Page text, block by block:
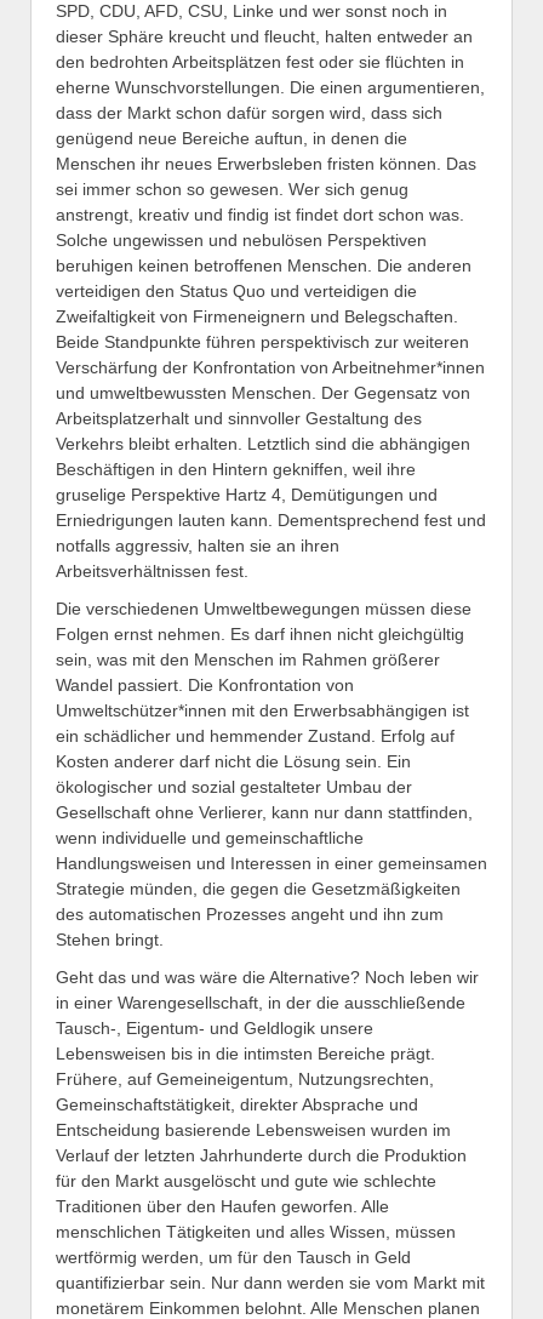
SPD, CDU, AFD, CSU, Linke und wer sonst noch in
dieser Sphäre kreucht und fleucht, halten entweder an
den bedrohten Arbeitsplätzen fest oder sie flüchten in
eherne Wunschvorstellungen. Die einen argumentieren,
dass der Markt schon dafür sorgen wird, dass sich
genügend neue Bereiche auftun, in denen die
Menschen ihr neues Erwerbsleben fristen können. Das
sei immer schon so gewesen. Wer sich genug
anstrengt, kreativ und findig ist findet dort schon was.
Solche ungewissen und nebulösen Perspektiven
beruhigen keinen betroffenen Menschen. Die anderen
verteidigen den Status Quo und verteidigen die
Zweifaltigkeit von Firmeneignern und Belegschaften.
Beide Standpunkte führen perspektivisch zur weiteren
Verschärfung der Konfrontation von Arbeitnehmer*innen
und umweltbewussten Menschen. Der Gegensatz von
Arbeitsplatzerhalt und sinnvoller Gestaltung des
Verkehrs bleibt erhalten. Letztlich sind die abhängigen
Beschäftigen in den Hintern gekniffen, weil ihre
gruselige Perspektive Hartz 4, Demütigungen und
Erniedrigungen lauten kann. Dementsprechend fest und
notfalls aggressiv, halten sie an ihren
Arbeitsverhältnissen fest.
Die verschiedenen Umweltbewegungen müssen diese
Folgen ernst nehmen. Es darf ihnen nicht gleichgültig
sein, was mit den Menschen im Rahmen größerer
Wandel passiert. Die Konfrontation von
Umweltschützer*innen mit den Erwerbsabhängigen ist
ein schädlicher und hemmender Zustand. Erfolg auf
Kosten anderer darf nicht die Lösung sein. Ein
ökologischer und sozial gestalteter Umbau der
Gesellschaft ohne Verlierer, kann nur dann stattfinden,
wenn individuelle und gemeinschaftliche
Handlungsweisen und Interessen in einer gemeinsamen
Strategie münden, die gegen die Gesetzmäßigkeiten
des automatischen Prozesses angeht und ihn zum
Stehen bringt.
Geht das und was wäre die Alternative? Noch leben wir
in einer Warengesellschaft, in der die ausschließende
Tausch-, Eigentum- und Geldlogik unsere
Lebensweisen bis in die intimsten Bereiche prägt.
Frühere, auf Gemeineigentum, Nutzungsrechten,
Gemeinschaftstätigkeit, direkter Absprache und
Entscheidung basierende Lebensweisen wurden im
Verlauf der letzten Jahrhunderte durch die Produktion
für den Markt ausgelöscht und gute wie schlechte
Traditionen über den Haufen geworfen. Alle
menschlichen Tätigkeiten und alles Wissen, müssen
wertförmig werden, um für den Tausch in Geld
quantifizierbar sein. Nur dann werden sie vom Markt mit
monetärem Einkommen belohnt. Alle Menschen planen